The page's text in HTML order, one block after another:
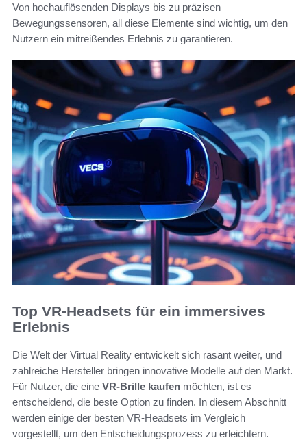
Von hochauflösenden Displays bis zu präzisen
Bewegungssensoren, all diese Elemente sind wichtig, um den
Nutzern ein mitreißendes Erlebnis zu garantieren.
Top VR-Headsets für ein immersives
Erlebnis
Die Welt der Virtual Reality entwickelt sich rasant weiter, und
zahlreiche Hersteller bringen innovative Modelle auf den Markt.
Für Nutzer, die eine VR-Brille kaufen möchten, ist es
entscheidend, die beste Option zu finden. In diesem Abschnitt
werden einige der besten VR-Headsets im Vergleich
vorgestellt, um den Entscheidungsprozess zu erleichtern.